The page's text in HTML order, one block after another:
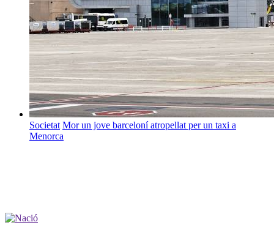
Societat Mor un jove barceloní atropellat per un taxi a
Menorca